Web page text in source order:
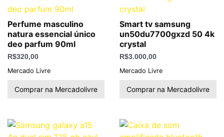
Perfume masculino
natura essencial único
deo parfum 90ml
R$320,00
Mercado Livre
Comprar na Mercadolivre
Smart tv samsung
un50du7700gxzd 50 4k
crystal
R$3.000,00
Mercado Livre
Comprar na Mercadolivre